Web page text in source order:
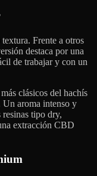
textura. Frente a otros
destaca por una
de trabajar y con un
clásicos del hachís
Un aroma intenso y
tipo dry,
extracción CBD